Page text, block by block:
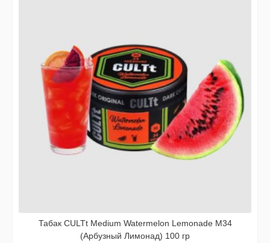
Табак CULTt Medium Watermelon Lemonade M34
(Арбузный Лимонад) 100 гр